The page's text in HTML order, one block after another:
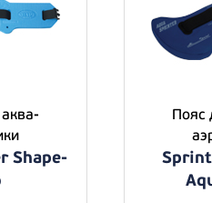
Shape-
Пояс